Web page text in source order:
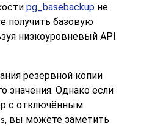
pg_basebackup не
получить базовую
низкоуровневый API
резервной копии
значения. Однако если
с отключённым
, вы можете заметить